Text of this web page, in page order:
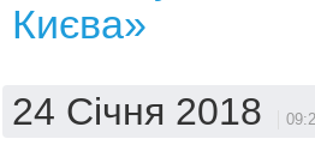
Києва»
24 Січня 2018